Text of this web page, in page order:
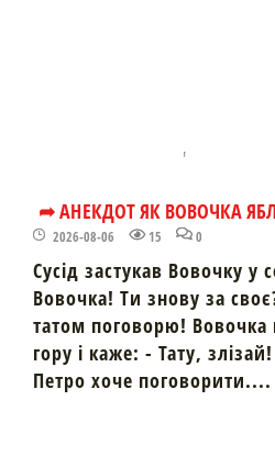
➦ АНЕКДОТ ЯК ВОВОЧКА
2026-08-06 15 0
Сусід застукав Вовочку у
Вовочка! Ти знову за
татом поговорю! Вовочка
гору і каже: - Тату,
Петро хоче поговорити....